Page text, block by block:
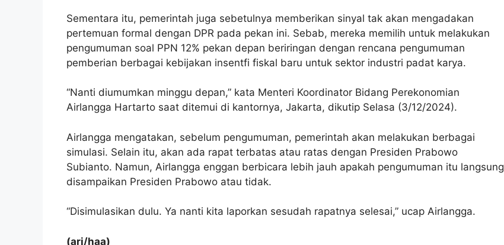
Sementara itu, pemerintah juga sebetulnya memberikan sinyal tak akan mengadakan
pertemuan formal dengan DPR pada pekan ini. Sebab, mereka memilih untuk melakukan
pengumuman soal PPN 12% pekan depan beriringan dengan rencana pengumuman
pemberian berbagai kebijakan insentfi fiskal baru untuk sektor industri padat karya.
“Nanti diumumkan minggu depan,” kata Menteri Koordinator Bidang Perekonomian
Airlangga Hartarto saat ditemui di kantornya, Jakarta, dikutip Selasa (3/12/2024).
Airlangga mengatakan, sebelum pengumuman, pemerintah akan melakukan berbagai
simulasi. Selain itu, akan ada rapat terbatas atau ratas dengan Presiden Prabowo
Subianto. Namun, Airlangga enggan berbicara lebih jauh apakah pengumuman itu langsung
disampaikan Presiden Prabowo atau tidak.
“Disimulasikan dulu. Ya nanti kita laporkan sesudah rapatnya selesai,” ucap Airlangga.
(arj/haa)